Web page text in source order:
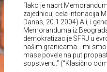
“Iako je nacrt
zajednicu, cela intonacija
Danas, 20.1.2004) Ali, i
Memoranduma iz
demokratizacije SFRJ u
našim granicama… mi smo
mase povele na put
sopstvenu.” (“Klasično